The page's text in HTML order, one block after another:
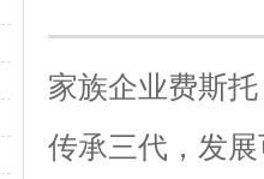
家族企业费斯托
传承三代，发